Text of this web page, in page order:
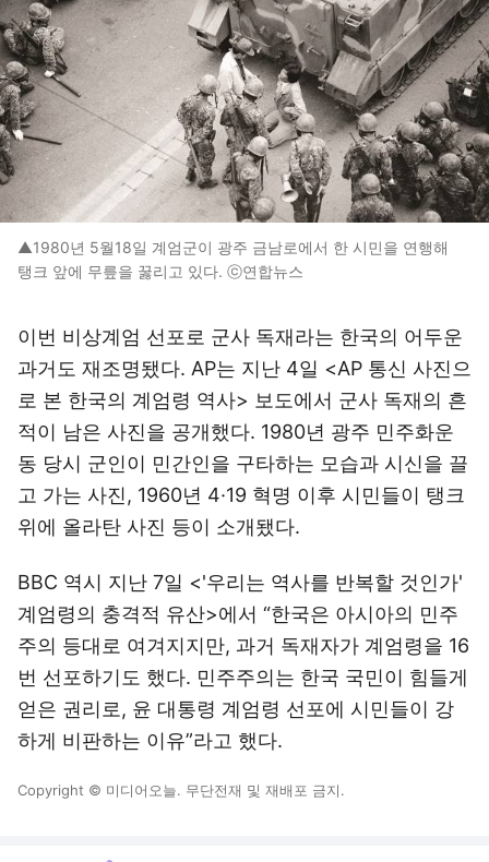
▲1980년 5월18일 계엄군이 광주 금남로에서 한 시민을 연행해
탱크 앞에 무릎을 꿇리고 있다. ⓒ연합뉴스
이번 비상계엄 선포로 군사 독재라는 한국의 어두운
과거도 재조명됐다. AP는 지난 4일 <AP 통신 사진으
로 본 한국의 계엄령 역사> 보도에서 군사 독재의 흔
적이 남은 사진을 공개했다. 1980년 광주 민주화운
동 당시 군인이 민간인을 구타하는 모습과 시신을 끌
고 가는 사진, 1960년 4·19 혁명 이후 시민들이 탱크
위에 올라탄 사진 등이 소개됐다.
BBC 역시 지난 7일 <'우리는 역사를 반복할 것인가'
계엄령의 충격적 유산>에서 “한국은 아시아의 민주
주의 등대로 여겨지지만, 과거 독재자가 계엄령을 16
번 선포하기도 했다. 민주주의는 한국 국민이 힘들게
얻은 권리로, 윤 대통령 계엄령 선포에 시민들이 강
하게 비판하는 이유”라고 했다.
Copyright © 미디어오늘. 무단전재 및 재배포 금지.